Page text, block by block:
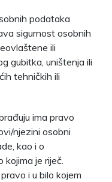
podataka
sigurnost osobnih
ili
gubitka, uništenja ili
tehničkih ili
ima pravo
njezini osobni
kao i o
je riječ.
i u bilo kojem